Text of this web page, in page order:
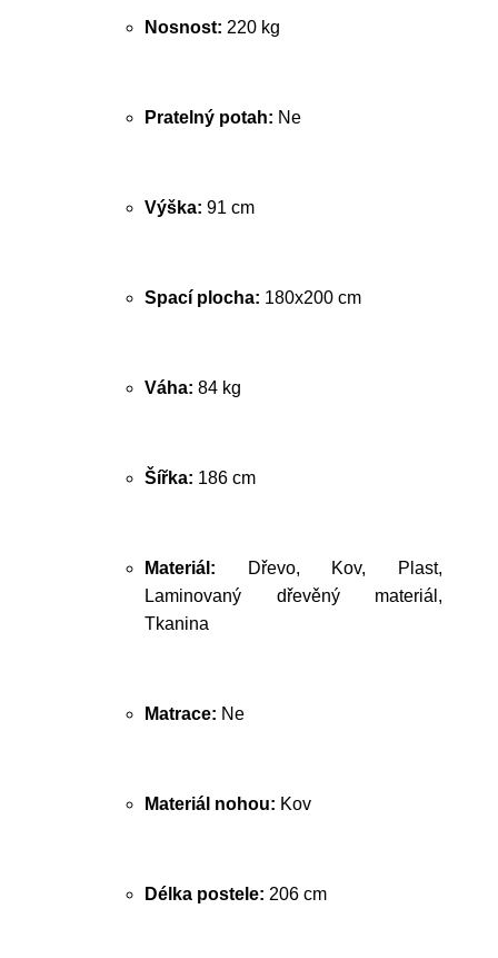
Nosnost: 220 kg
Pratelný potah: Ne
Výška: 91 cm
Spací plocha: 180x200 cm
Váha: 84 kg
Šířka: 186 cm
Materiál: Dřevo, Kov, Plast,
Laminovaný dřevěný materiál,
Tkanina
Matrace: Ne
Materiál nohou: Kov
Délka postele: 206 cm